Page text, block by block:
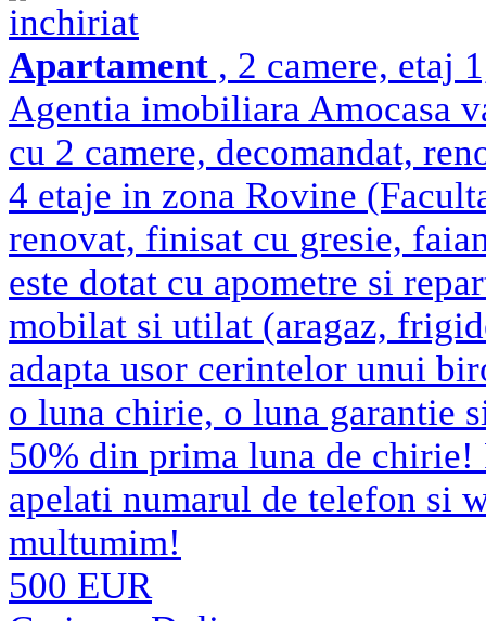
inchiriat
Apartament , 2 camere, etaj
Agentia imobiliara Amocasa
cu 2 camere, decomandat,
4 etaje in zona Rovine
renovat, finisat cu gresie,
este dotat cu apometre si
mobilat si utilat (aragaz,
adapta usor cerintelor unui
o luna chirie, o luna garantie
50% din prima luna de
apelati numarul de telefon si
multumim!
500 EUR